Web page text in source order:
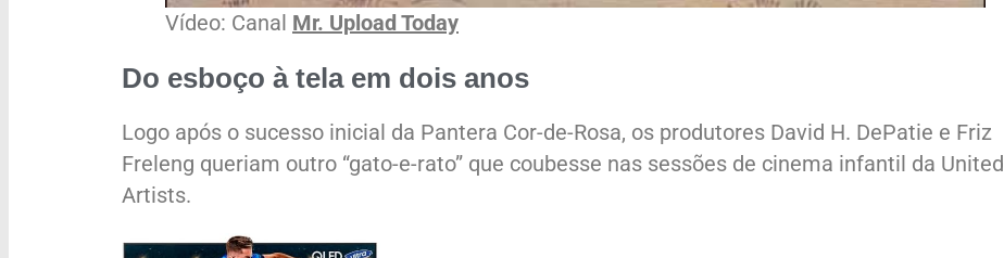
Vídeo: Canal Mr. Upload Today
Do esboço à tela em dois anos
Logo após o sucesso inicial da Pantera Cor-de-Rosa, os produtores David H. DePatie e Friz
Freleng queriam outro “gato-e-rato” que coubesse nas sessões de cinema infantil da United
Artists.